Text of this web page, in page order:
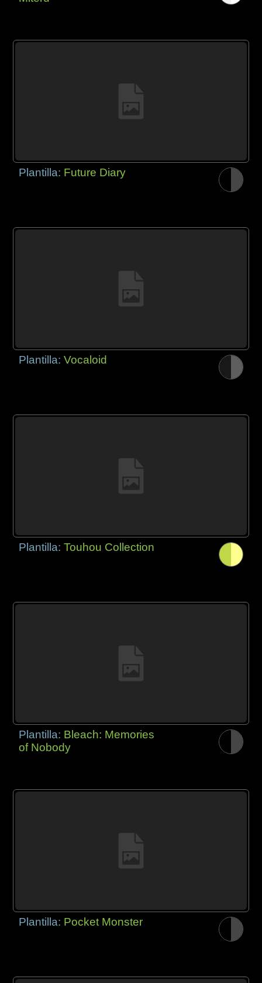
Plantilla: Future Diary
Plantilla:Vocaloid
Plantilla:Touhou Collection
Plantilla: Bleach: Memories
of Nobody
Plantilla: Pocket Monster